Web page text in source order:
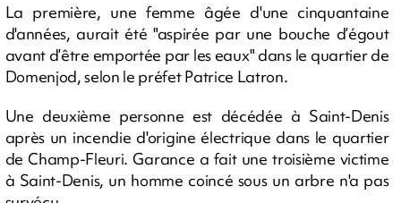
La première, une femme âgée d'une cinquantaine
d'années, aurait été "aspirée par une bouche d’égout
avant d’être emportée par les eaux" dans le quartier de
Domenjod, selon le préfet Patrice Latron.
Une deuxième personne est décédée à Saint-Denis
après un incendie d'origine électrique dans le quartier
de Champ-Fleuri. Garance a fait une troisième victime
à Saint-Denis, un homme coincé sous un arbre n'a pas